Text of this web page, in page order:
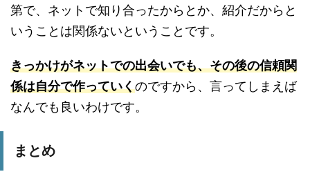
第で、ネットで知り合ったからとか、紹介だからと
いうことは関係ないということです。
きっかけがネットでの出会いでも、その後の信頼関
係は自分で作っていくのですから、言ってしまえば
なんでも良いわけです。
まとめ